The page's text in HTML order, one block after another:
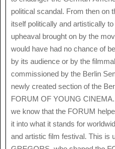
political scandal. From then on
itself politically and artistically
upheaval brought on by the
would have had no chance of
by its audience or by the
commissioned by the Berlin
newly created section of the
FORUM OF YOUNG
we know that the FORUM
it into what it stands for
and artistic film festival. This is